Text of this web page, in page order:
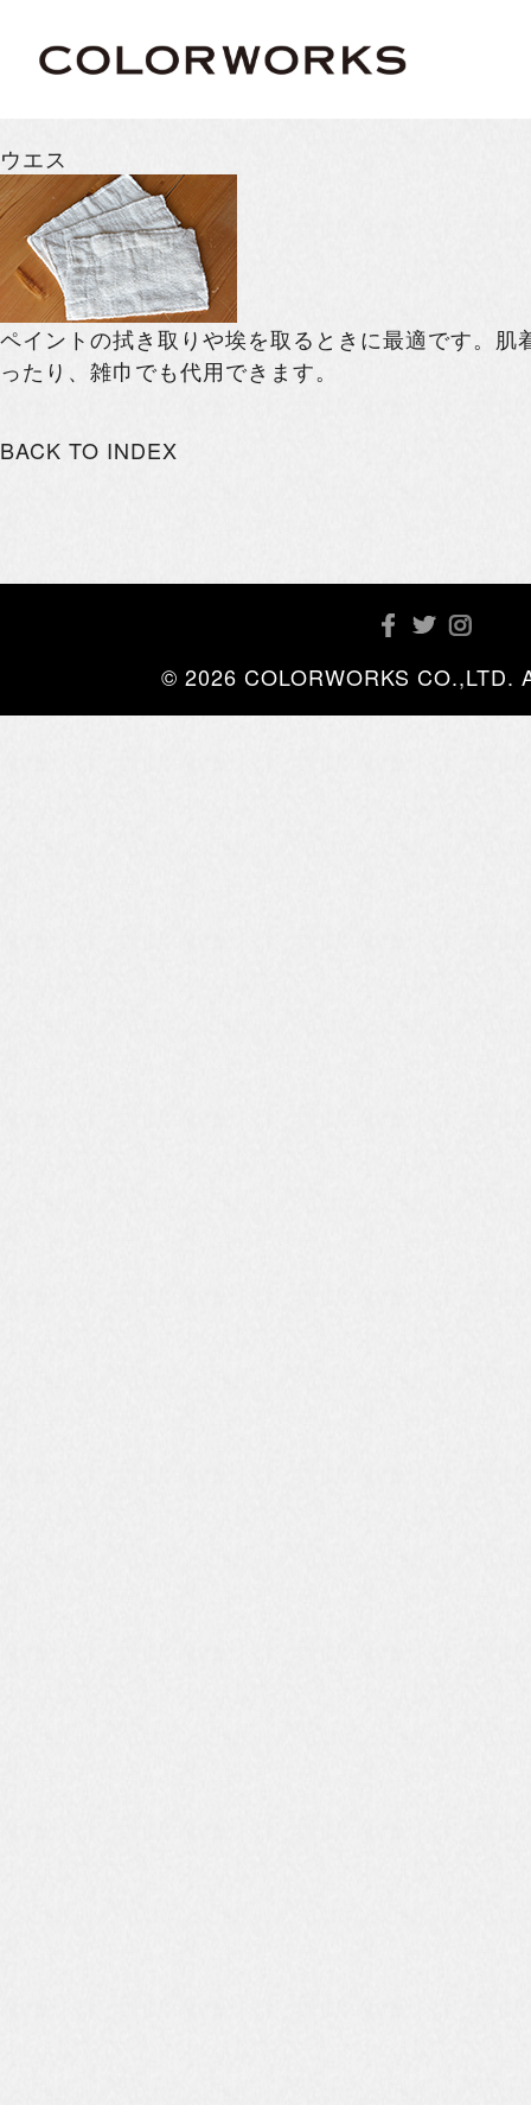
ウエス
ペイントの拭き取りや埃を取るときに最適です。
ったり、雑巾でも代用できます。
BACK TO INDEX
© 2026 COLORWORKS CO.,LTD.